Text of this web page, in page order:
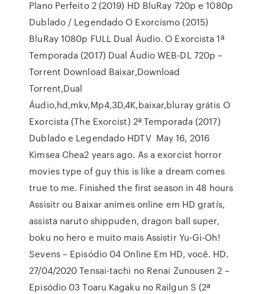
Plano Perfeito 2 (2019) HD BluRay 720p e 1080p
Dublado / Legendado O Exorcismo (2015)
BluRay 1080p FULL Dual Áudio. O Exorcista 1ª
Temporada (2017) Dual Áudio WEB-DL 720p –
Torrent Download Baixar,Download
Torrent,Dual
Áudio,hd,mkv,Mp4,3D,4K,baixar,bluray grátis O
Exorcista (The Exorcist) 2ª Temporada (2017)
Dublado e Legendado HDTV May 16, 2016
Kimsea Chea2 years ago. As a exorcist horror
movies type of guy this is like a dream comes
true to me. Finished the first season in 48 hours
Assisitr ou Baixar animes online em HD gratís,
assista naruto shippuden, dragon ball super,
boku no hero e muito mais Assistir Yu-Gi-Oh!
Sevens – Episódio 04 Online Em HD, você. HD.
27/04/2020 Tensai-tachi no Renai Zunousen 2 –
Episódio 03 Toaru Kagaku no Railgun S (2ª